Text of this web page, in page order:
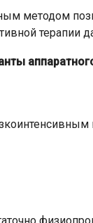
методом
терапии